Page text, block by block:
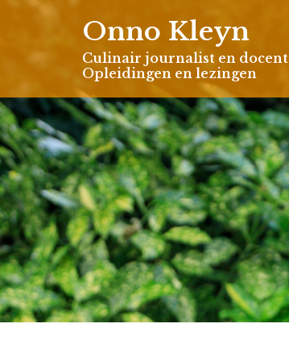
Skip
content
Onno Kleyn
Culinair journalist en docent
Opleidingen en lezingen